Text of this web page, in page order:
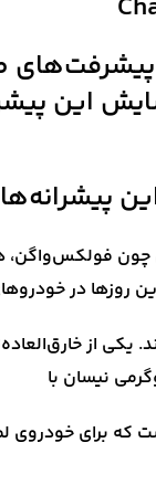
این
فولکس‌واگن،